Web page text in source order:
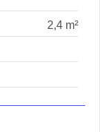
2,4 m²